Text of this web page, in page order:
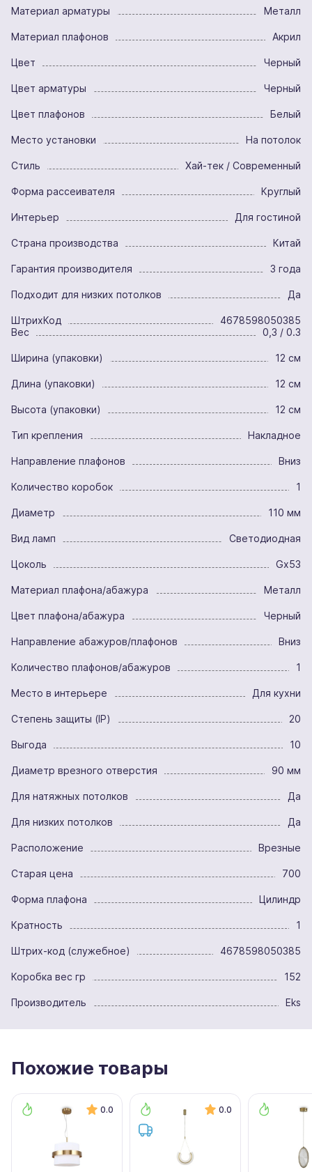
Материал арматуры Металл
Материал плафонов Акрил
Цвет Черный
Цвет арматуры Черный
Цвет плафонов Белый
Место установки На потолок
Стиль Хай-тек / Современный
Форма рассеивателя Круглый
Интерьер Для гостиной
Страна производства Китай
Гарантия производителя 3 года
Подходит для низких потолков Да
ШтрихКод
4678598050385
Вес
0,3 / 0.3
Ширина (упаковки) 12 см
Длина (упаковки) 12 см
Высота (упаковки) 12 см
Тип крепления Накладное
Направление плафонов Вниз
Количество коробок 1
Диаметр 110 мм
Вид ламп Светодиодная
Цоколь Gx53
Материал плафона/абажура Металл
Цвет плафона/абажура Черный
Направление абажуров/плафонов Вниз
Количество плафонов/абажуров 1
Место в интерьере Для кухни
Степень защиты (IP) 20
Выгода 10
Диаметр врезного отверстия 90 мм
Для натяжных потолков Да
Для низких потолков Да
Расположение Врезные
Старая цена 700
Форма плафона Цилиндр
Кратность 1
Штрих-код (служебное) 4678598050385
Коробка вес гр 152
Производитель Eks
Похожие товары
0.0 0.0